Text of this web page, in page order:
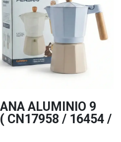
ALUMINIO 9
CN17958 / 16454 /